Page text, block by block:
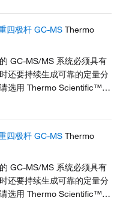
避免不必要的停机，从而尽
量和投资回报率 (ROI)。全
范围结合久经考验的高灵敏
严苛的监管方法和业务需求
TSQ 9610 GC-MS 产品优
四极杆 GC-MS Thermo
GC-MS/MS 系统必须具有
还要持续生成可靠的定量分
选用 Thermo Scientific™
避免不必要的停机，从而尽
量和投资回报率 (ROI)。全
范围结合久经考验的高灵敏
严苛的监管方法和业务需求
TSQ 9610 GC-MS 产品优
四极杆 GC-MS Thermo
GC-MS/MS 系统必须具有
还要持续生成可靠的定量分
选用 Thermo Scientific™